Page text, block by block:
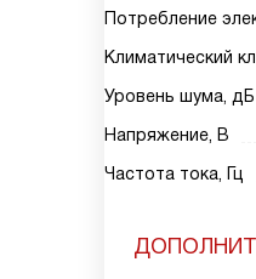
Потребление
Климатический
Уровень шума, дБ
Напряжение, В
Частота тока, Гц